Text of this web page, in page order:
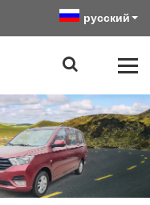
русский